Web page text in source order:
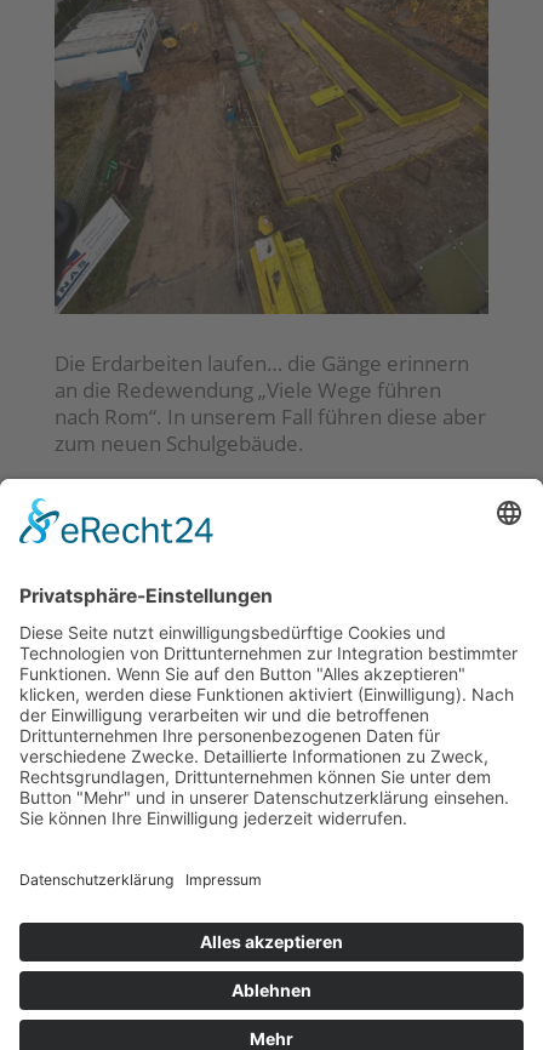
Die Erdarbeiten laufen… die Gänge erinnern
an die Redewendung „Viele Wege führen
nach Rom“. In unserem Fall führen diese aber
zum neuen Schulgebäude.
Neueste Beiträge
Kunstausstellung auf der Baustelle?!
Zwischen Geschichte & Gänsehaut –
Klassenausflug in die Beelitzer Heilstätten
Kann sich langsam mehr als sehen lassen 😁
Bewegungstag 2026
Datenschutz